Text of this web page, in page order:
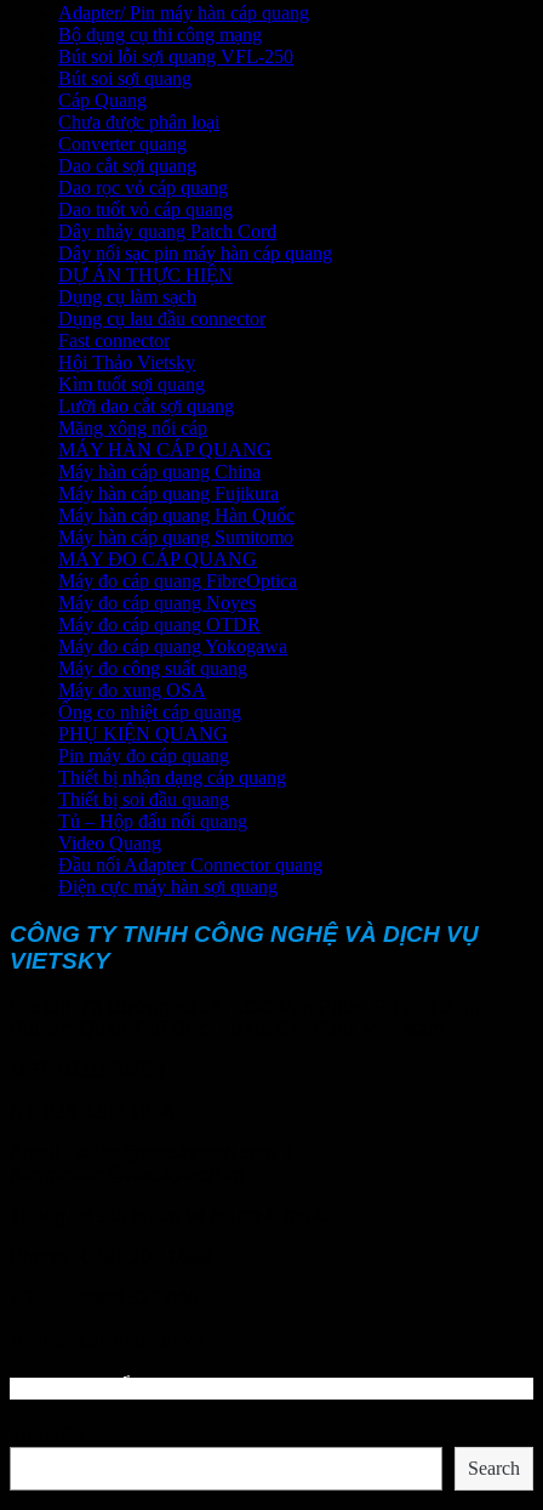
Adapter/ Pin máy hàn cáp quang
Bộ dụng cụ thi công mạng
Bút soi lỗi sợi quang VFL-250
Bút soi sợi quang
Cáp Quang
Chưa được phân loại
Converter quang
Dao cắt sợi quang
Dao rọc vỏ cáp quang
Dao tuốt vỏ cáp quang
Dây nhảy quang Patch Cord
Dây nối sạc pin máy hàn cáp quang
DỰ ÁN THỰC HIỆN
Dụng cụ làm sạch
Dụng cụ lau đầu connector
Fast connector
Hội Thảo Vietsky
Kìm tuốt sợi quang
Lưỡi dao cắt sợi quang
Măng xông nối cáp
MÁY HÀN CÁP QUANG
Máy hàn cáp quang China
Máy hàn cáp quang Fujikura
Máy hàn cáp quang Hàn Quốc
Máy hàn cáp quang Sumitomo
MÁY ĐO CÁP QUANG
Máy đo cáp quang FibreOptica
Máy đo cáp quang Noyes
Máy đo cáp quang OTDR
Máy đo cáp quang Yokogawa
Máy đo công suất quang
Máy đo xung OSA
Ống co nhiệt cáp quang
PHỤ KIỆN QUANG
Pin máy đo cáp quang
Thiết bị nhận dạng cáp quang
Thiết bị soi đầu quang
Tủ – Hộp đấu nối quang
Video Quang
Đầu nối Adapter Connector quang
Điện cực máy hàn sợi quang
CÔNG TY TNHH CÔNG NGHỆ VÀ DỊCH VỤ
VIETSKY
Search